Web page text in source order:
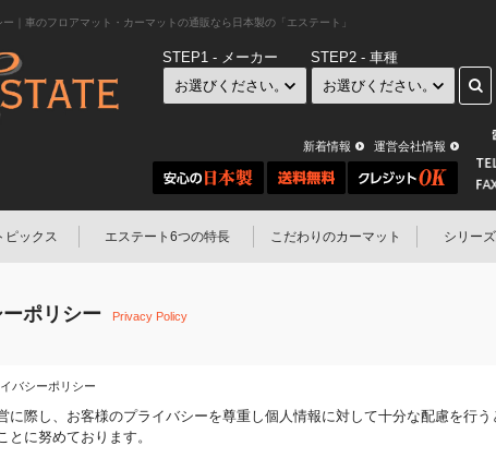
｜車のフロアマット・カーマットの通販なら日本製の「エステート」
STEP1 - メーカー STEP2 - 車種
運営会社情報
新着情報
ピックス エステート6つの特長 こだわりのカーマット シリー
ポリシー Privacy Policy
バシーポリシー
に際し、お客様のプライバシーを尊重し個人情報に対して十分な配慮を行
とに努めております。